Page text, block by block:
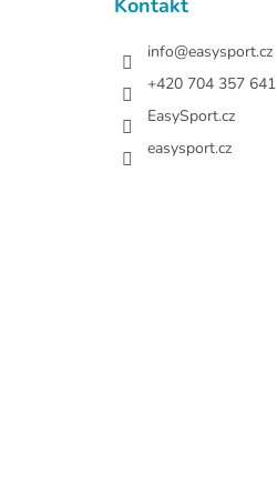
info@easysport.cz
+420 704 357 641
EasySport.cz
easysport.cz